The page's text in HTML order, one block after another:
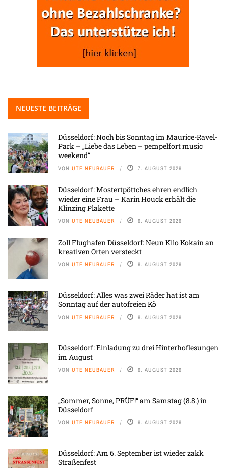
NEUESTE BEITRÄGE
Düsseldorf: Noch bis Sonntag im Maurice-Ravel-
Park – „Liebe das Leben – pempelfort music
weekend“
VON UTE NEUBAUER 7. AUGUST 2026
Düsseldorf: Mostertpöttches ehren endlich
wieder eine Frau – Karin Houck erhält die
Klinzing Plakette
VON UTE NEUBAUER 6. AUGUST 2026
Zoll Flughafen Düsseldorf: Neun Kilo Kokain an
kreativen Orten versteckt
VON UTE NEUBAUER 6. AUGUST 2026
Düsseldorf: Alles was zwei Räder hat ist am
Sonntag auf der autofreien Kö
VON UTE NEUBAUER 6. AUGUST 2026
Düsseldorf: Einladung zu drei Hinterhoflesungen
im August
VON UTE NEUBAUER 6. AUGUST 2026
„Sommer, Sonne, PRÜF!“ am Samstag (8.8.) in
Düsseldorf
VON UTE NEUBAUER 6. AUGUST 2026
Düsseldorf: Am 6. September ist wieder zakk
Straßenfest